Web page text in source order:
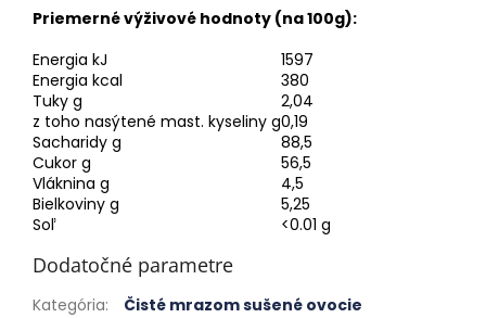
Priemerné výživové hodnoty (na 100g):
Energia kJ
1597
Energia kcal
380
Tuky g
2,04
z toho nasýtené mast. kyseliny g0,19
Sacharidy g
88,5
Cukor g
56,5
Vláknina g
4,5
Bielkoviny g
5,25
Soľ
<0.01 g
Dodatočné parametre
Kategória:
Čisté mrazom sušené ovocie